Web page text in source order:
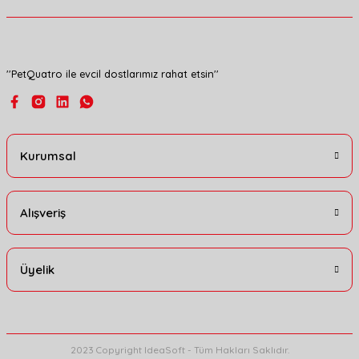
''PetQuatro ile evcil dostlarımız rahat etsin''
Kurumsal
Alışveriş
Üyelik
2023 Copyright IdeaSoft - Tüm Hakları Saklıdır.